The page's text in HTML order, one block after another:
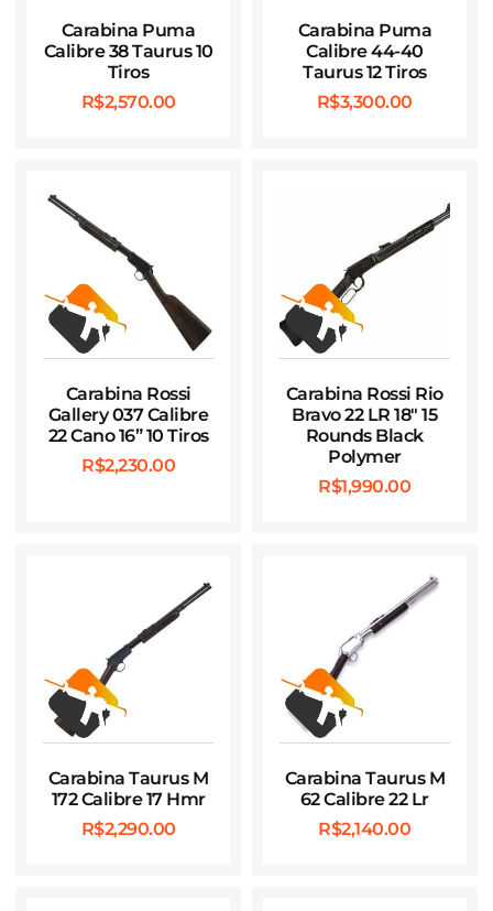
Carabina Puma
Calibre 38 Taurus 10
Tiros
R$2,570.00
Carabina Puma
Calibre 44-40
Taurus 12 Tiros
R$3,300.00
Carabina Rossi
Gallery 037 Calibre
22 Cano 16” 10 Tiros
R$2,230.00
Carabina Rossi Rio
Bravo 22 LR 18″ 15
Rounds Black
Polymer
R$1,990.00
Carabina Taurus M
172 Calibre 17 Hmr
R$2,290.00
Carabina Taurus M
62 Calibre 22 Lr
R$2,140.00